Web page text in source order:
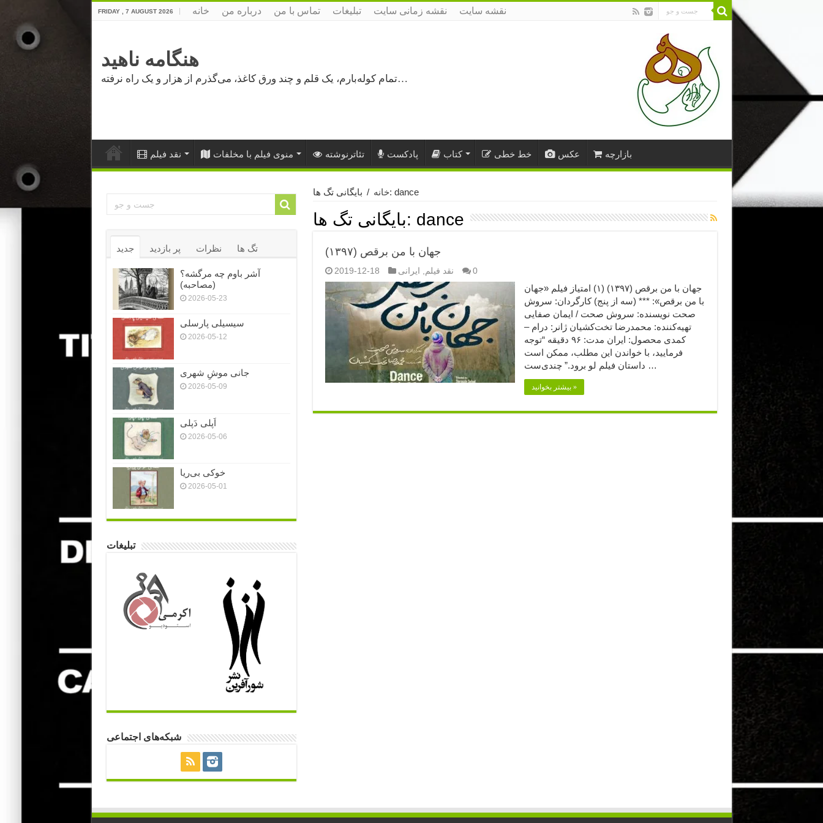
FRIDAY , 7 AUGUST 2026 خانه درباره من تماس با من تبلیغات نقشه زمانی سایت نقشه سایت
هنگامه ناهید
تمام کوله‌بارم، یک قلم و چند ورق کاغذ، می‌گذرم از هزار و یک راه نرفته…
نقد فیلم منوی فیلم با مخلفات تئاترنوشته پادکست کتاب خط خطی عکس بازارچه
خانه / بایگانی تگ ها: dance
بایگانی تگ ها: dance
جهان با من برقص (۱۳۹۷)
2019-12-18 نقد فیلم ایرانی 0
جهان با من برقص (۱۳۹۷) (۱) امتیاز فیلم «جهان
با من برقص»: *** (سه از پنج) کارگردان: سروش
صحت نویسنده: سروش صحت / ایمان صفایی
تهیه‌کننده: محمدرضا تخت‌کشیان ژانر: درام –
کمدی محصول: ایران مدت: ۹۶ دقیقه “توجه
فرمایید،‌ با خواندن این مطلب، ممکن است
داستان فیلم لو برود.” چندی‌ست …
بیشتر بخوانید »
جدید پر بازدید نظرات تگ ها
آشر باوم چه مرگشه؟
(مصاحبه)
2026-05-23
سیسیلی پارسلی
2026-05-12
جانی موشِ شهری
2026-05-09
اَپلی دَپلی
2026-05-06
خوکی بی‌ریا
2026-05-01
تبلیغات
شبکه‌های اجتماعی